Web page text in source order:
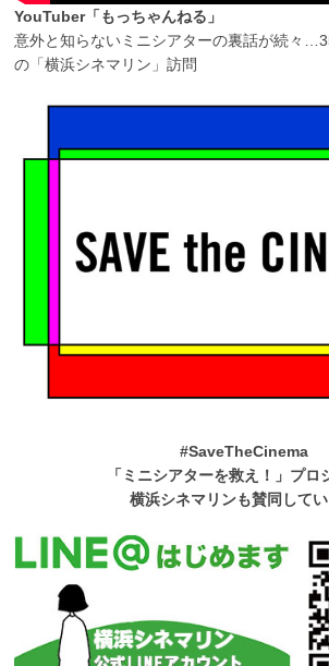
YouTuber「もっちゃんねる」
意外と知らないミニシアターの裏話が続々
の「横浜シネマリン」訪問
#SaveTheCinema
「ミニシアターを救え！」プロ
横浜シネマリンも賛同して